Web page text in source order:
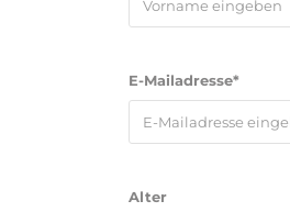
E-Mailadresse*
Alter